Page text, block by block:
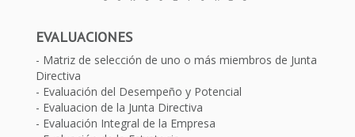
EVALUACIONES
Matriz de selección de uno o más miembros de Junta
Directiva
Evaluación del Desempeño y Potencial
Evaluacion de la Junta Directiva
Evaluación Integral de la Empresa